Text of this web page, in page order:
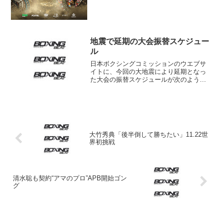
地震で延期の大会振替スケジュー
ル
日本ボクシングコミッションのウエブサ
イトに、今回の大地震により延期となっ
た大会の振替スケジュールが次のよう発
大竹秀典「後半倒して勝ちたい」11.22世
界初挑戦
清水聡も契約“アマのプロ”APB開始ゴン
グ